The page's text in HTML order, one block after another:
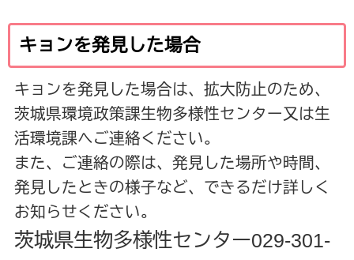
キョンを発見した場合
キョンを発見した場合は、拡大防止のため、
茨城県環境政策課生物多様性センター又は生
活環境課へご連絡ください。
また、ご連絡の際は、発見した場所や時間、
発見したときの様子など、できるだけ詳しく
お知らせください。
茨城県生物多様性センター029-301-